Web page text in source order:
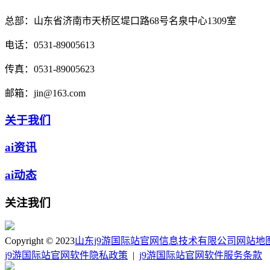
总部： 山东省济南市天桥区堤口路68号名泉中心1309室
电话： 0531-89005613
传真： 0531-89005623
邮箱： jin@163.com
关于我们
ai资讯
ai动态
关注我们
Copyright © 2023山东j9游国际站官网信息技术有限公司 网站地
j9游国际站官网软件隐私政策
j9游国际站官网软件服务条款